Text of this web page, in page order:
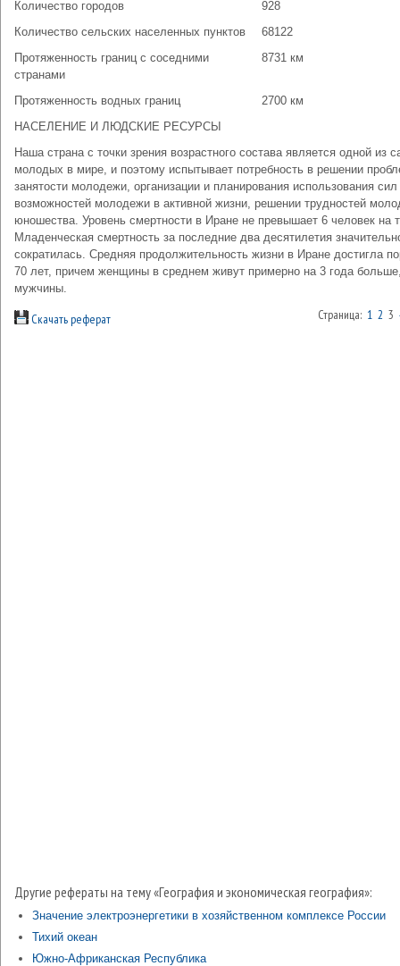
Количество городов
928
Количество сельских населенных пунктов
68122
Протяженность границ с соседними
странами
8731 км
Протяженность водных границ
2700 км
НАСЕЛЕНИЕ И ЛЮДСКИЕ РЕСУРСЫ
Наша страна с точки зрения возрастного состава является одной из
молодых в мире, и поэтому испытывает потребность в решении
занятости молодежи, организации и планирования использования сил
возможностей молодежи в активной жизни, решении трудностей
юношества. Уровень смертности в Иране не превышает 6 человек на
Младенческая смертность за последние два десятилетия
сократилась. Средняя продолжительность жизни в Иране достигла
70 лет, причем женщины в среднем живут примерно на 3 года
мужчины.
Скачать реферат Страница: 1 2 3
Другие рефераты на тему «География и экономическая география»:
Значение электроэнергетики в хозяйственном комплексе России
Тихий океан
Южно-Африканская Республика